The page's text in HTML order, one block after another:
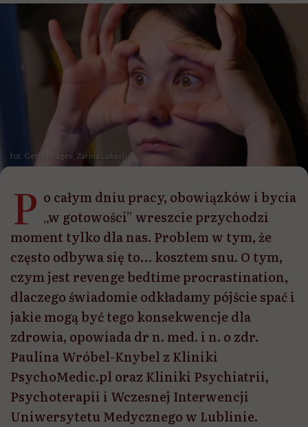
fot. Getty Images, Zarina Lukash
P o całym dniu pracy, obowiązków i bycia
„w gotowości” wreszcie przychodzi
moment tylko dla nas. Problem w tym, że
często odbywa się to… kosztem snu. O tym,
czym jest revenge bedtime procrastination,
dlaczego świadomie odkładamy pójście spać i
jakie mogą być tego konsekwencje dla
zdrowia, opowiada dr n. med. i n. o zdr.
Paulina Wróbel-Knybel z Kliniki
PsychoMedic.pl oraz Kliniki Psychiatrii,
Psychoterapii i Wczesnej Interwencji
Uniwersytetu Medycznego w Lublinie.